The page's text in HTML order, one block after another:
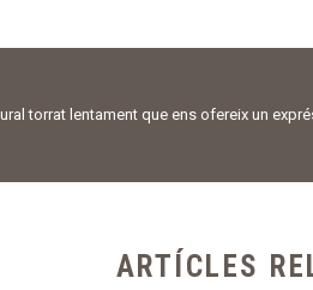
torrat lentament que ens ofereix un
ARTÍCLES